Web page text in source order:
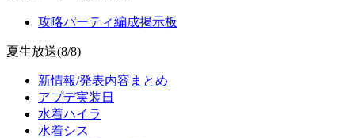
攻略パーティ編成掲示板
夏生放送(8/8)
新情報/発表内容まとめ
アプデ実装日
水着ハイラ
水着シス